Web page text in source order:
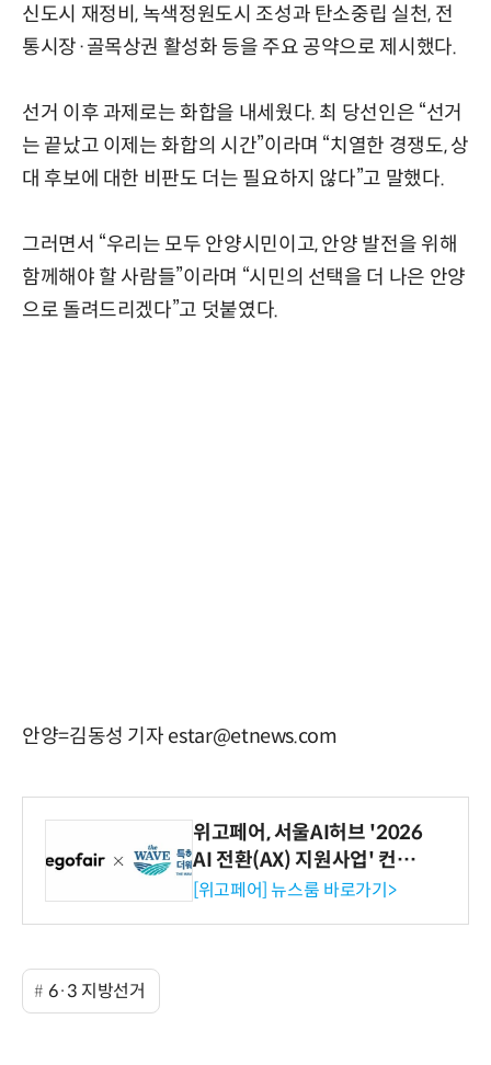
신도시 재정비, 녹색정원도시 조성과 탄소중립 실천, 전
통시장·골목상권 활성화 등을 주요 공약으로 제시했다.
선거 이후 과제로는 화합을 내세웠다. 최 당선인은 “선거
는 끝났고 이제는 화합의 시간”이라며 “치열한 경쟁도, 상
대 후보에 대한 비판도 더는 필요하지 않다”고 말했다.
그러면서 “우리는 모두 안양시민이고, 안양 발전을 위해
함께해야 할 사람들”이라며 “시민의 선택을 더 나은 안양
으로 돌려드리겠다”고 덧붙였다.
안양=김동성 기자 estar@etnews.com
위고페어, 서울AI허브 '2026
AI 전환(AX) 지원사업' 컨소
시엄 선정
[위고페어] 뉴스룸 바로가기>
6·3 지방선거